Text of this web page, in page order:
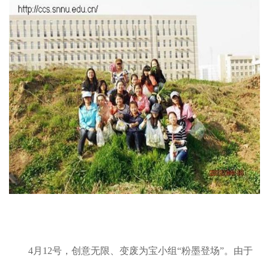
4月 12号，创意无限、变废为宝小组“粉墨登场”。由于